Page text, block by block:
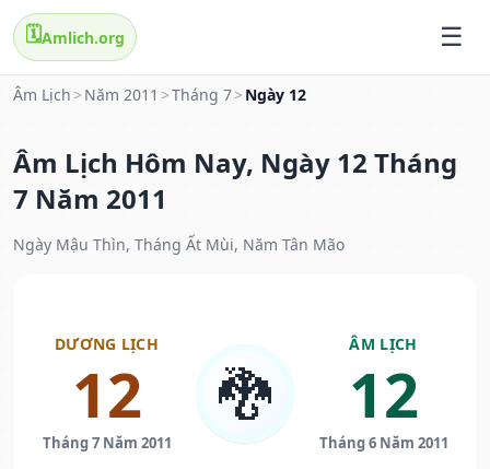
🗓️Amlich.org
Âm Lịch > Năm 2011 >Tháng 7> Ngày 12
Âm Lịch Hôm Nay, Ngày 12 Tháng
7 Năm 2011
Ngày Mậu Thìn, Tháng Ất Mùi, Năm Tân Mão
DƯƠNG LỊCH
12
Tháng 7 Năm 2011
🐉
ÂM LỊCH
12
Tháng 6 Năm 2011